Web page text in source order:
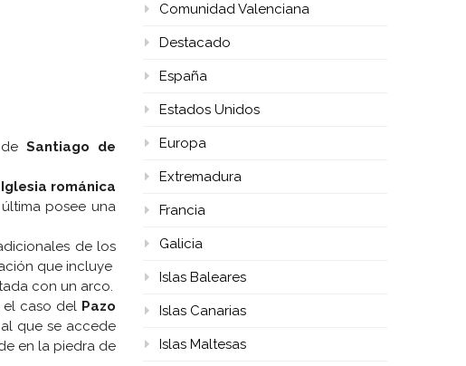
deSantiago de
Iglesia románica
posee una
de los
que incluye
con un arco.
el caso del Pazo
que se accede
en la piedra de
Comunidad Valenciana
Destacado
España
Estados Unidos
Europa
Extremadura
Francia
Galicia
Islas Baleares
Islas Canarias
Islas Maltesas